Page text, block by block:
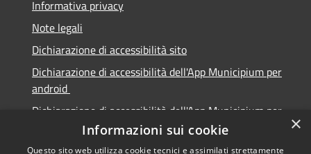
Informativa privacy
Note legali
Dichiarazione di accessibilità sito
Dichiarazione di accessibilità dell'App Municipium per
android
Dichiarazione di accessibilità dell'App Municipium per
×
Informazioni sui cookie
Questo sito web utilizza cookie tecnici e assimilati strettamente